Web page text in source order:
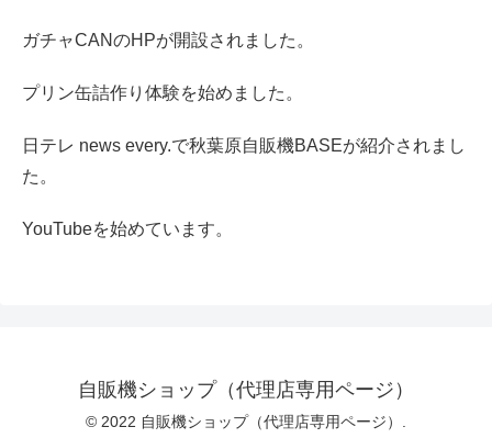
ガチャCANのHPが開設されました。
プリン缶詰作り体験を始めました。
日テレ news every.で秋葉原自販機BASEが紹介されまし
た。
YouTubeを始めています。
自販機ショップ（代理店専用ページ）
© 2022 自販機ショップ（代理店専用ページ）.